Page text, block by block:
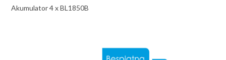
Akumulator 4 x BL1850B